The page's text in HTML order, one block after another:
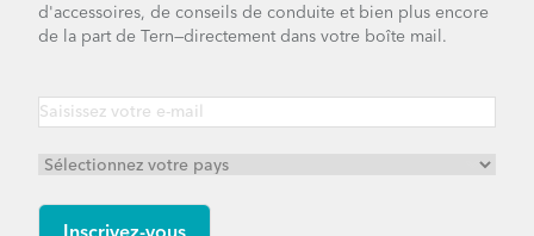
d'accessoires, de conseils de conduite et bien plus encore
de la part de Tern—directement dans votre boîte mail.